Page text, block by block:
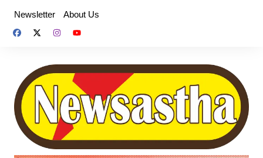
content
Newsletter About Us